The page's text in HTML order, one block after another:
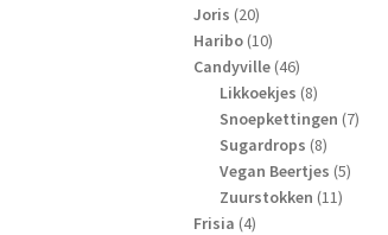
Joris 2020
producten
Haribo 1010
producten
Candyville 4646
producten
Likkoekjes 88
producten
Snoepkettingen 77
Sugardrops 88
producten
Vegan Beertjes 55
Zuurstokken 1111
Frisia 44